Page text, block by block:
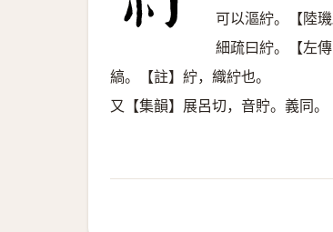
可以漚紵。【陸
細疏曰紵。【左
縞。【註】紵，織紵也。
又【集韻】展呂切，音貯。義同。